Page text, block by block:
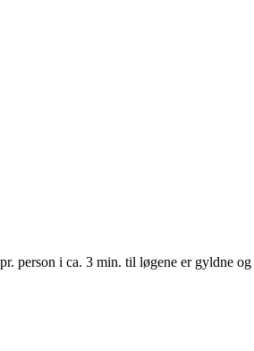
person i ca. 3 min. til løgene er gyldne